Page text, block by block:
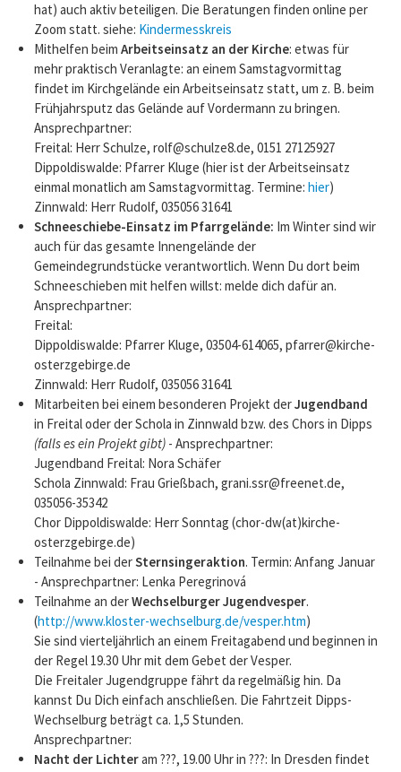
hat) auch aktiv beteiligen. Die Beratungen finden online per
Zoom statt. siehe: Kindermesskreis
Mithelfen beimArbeitseinsatz an der Kirche: etwas für
mehr praktisch Veranlagte: an einem Samstagvormittag
findet im Kirchgelände ein Arbeitseinsatz statt, um z. B. beim
Frühjahrsputz das Gelände auf Vordermann zu bringen.
Ansprechpartner:
Freital: Herr Schulze, rolf@schulze8.de, 0151 27125927
Dippoldiswalde: Pfarrer Kluge (hier ist der Arbeitseinsatz
einmal monatlich am Samstagvormittag. Termine:hier)
Zinnwald: Herr Rudolf, 035056 31641
Schneeschiebe-Einsatz im Pfarrgelände: Im Winter sind wir
auch für das gesamte Innengelände der
Gemeindegrundstücke verantwortlich. Wenn Du dort beim
Schneeschieben mit helfen willst: melde dich dafür an.
Ansprechpartner:
Freital:
Dippoldiswalde: Pfarrer Kluge, 03504-614065, pfarrer@kirche-
osterzgebirge.de
Zinnwald: Herr Rudolf, 035056 31641
Mitarbeiten bei einem besonderen Projekt derJugendband
in Freital oder der Schola in Zinnwald bzw. des Chors in Dipps
(falls es ein Projekt gibt) - Ansprechpartner:
Jugendband Freital: Nora Schäfer
Schola Zinnwald: Frau Grießbach, grani.ssr@freenet.de,
035056-35342
Chor Dippoldiswalde: Herr Sonntag (chor-dw(at)kirche-
osterzgebirge.de)
Teilnahme bei derSternsingeraktion. Termin: Anfang Januar
- Ansprechpartner: Lenka Peregrinová
Teilnahme an derWechselburger Jugendvesper.
(http://www.kloster-wechselburg.de/vesper.htm)
Sie sind vierteljährlich an einem Freitagabend und beginnen in
der Regel 19.30 Uhr mit dem Gebet der Vesper.
Die Freitaler Jugendgruppe fährt da regelmäßig hin. Da
kannst Du Dich einfach anschließen. Die Fahrtzeit Dipps-
Wechselburg beträgt ca. 1,5 Stunden.
Ansprechpartner:
Nacht der Lichteram ???, 19.00 Uhr in ???: In Dresden findet